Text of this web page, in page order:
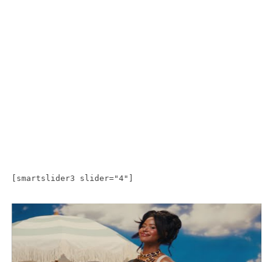
[smartslider3 slider="4"]